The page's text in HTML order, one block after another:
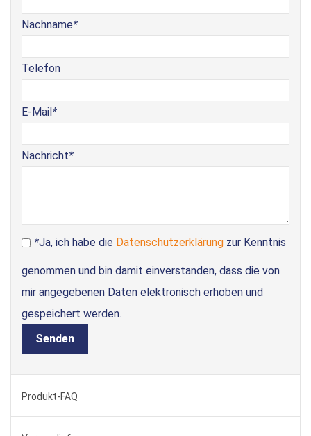
Nachname*
Telefon
E-Mail*
Nachricht*
*Ja, ich habe die Datenschutzerklärung zur Kenntnis
genommen und bin damit einverstanden, dass die von
mir angegebenen Daten elektronisch erhoben und
gespeichert werden.
Senden
Produkt-FAQ